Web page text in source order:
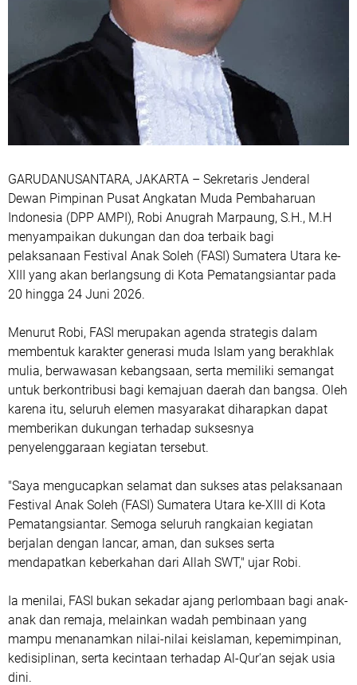
GARUDANUSANTARA, JAKARTA – Sekretaris Jenderal
Dewan Pimpinan Pusat Angkatan Muda Pembaharuan
Indonesia (DPP AMPI), Robi Anugrah Marpaung, S.H., M.H
menyampaikan dukungan dan doa terbaik bagi
pelaksanaan Festival Anak Soleh (FASI) Sumatera Utara ke-
XIII yang akan berlangsung di Kota Pematangsiantar pada
20 hingga 24 Juni 2026.
Menurut Robi, FASI merupakan agenda strategis dalam
membentuk karakter generasi muda Islam yang berakhlak
mulia, berwawasan kebangsaan, serta memiliki semangat
untuk berkontribusi bagi kemajuan daerah dan bangsa. Oleh
karena itu, seluruh elemen masyarakat diharapkan dapat
memberikan dukungan terhadap suksesnya
penyelenggaraan kegiatan tersebut.
"Saya mengucapkan selamat dan sukses atas pelaksanaan
Festival Anak Soleh (FASI) Sumatera Utara ke-XIII di Kota
Pematangsiantar. Semoga seluruh rangkaian kegiatan
berjalan dengan lancar, aman, dan sukses serta
mendapatkan keberkahan dari Allah SWT," ujar Robi.
Ia menilai, FASI bukan sekadar ajang perlombaan bagi anak-
anak dan remaja, melainkan wadah pembinaan yang
mampu menanamkan nilai-nilai keislaman, kepemimpinan,
kedisiplinan, serta kecintaan terhadap Al-Qur'an sejak usia
dini.